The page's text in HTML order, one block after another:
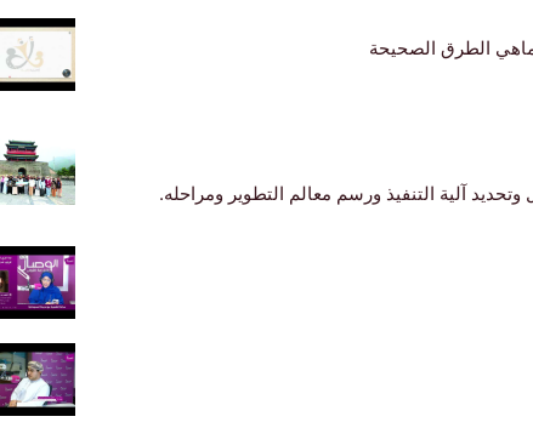
ماهي الطرق الصحيحة
آلية التنفيذ ورسم معالم التطوير ومراحله.